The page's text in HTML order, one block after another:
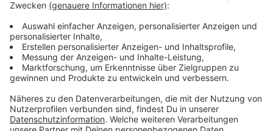
Kosten und mögliche Förderung
Anzeige
Die Bauarbeiten sollen bis zum 2. September dauern